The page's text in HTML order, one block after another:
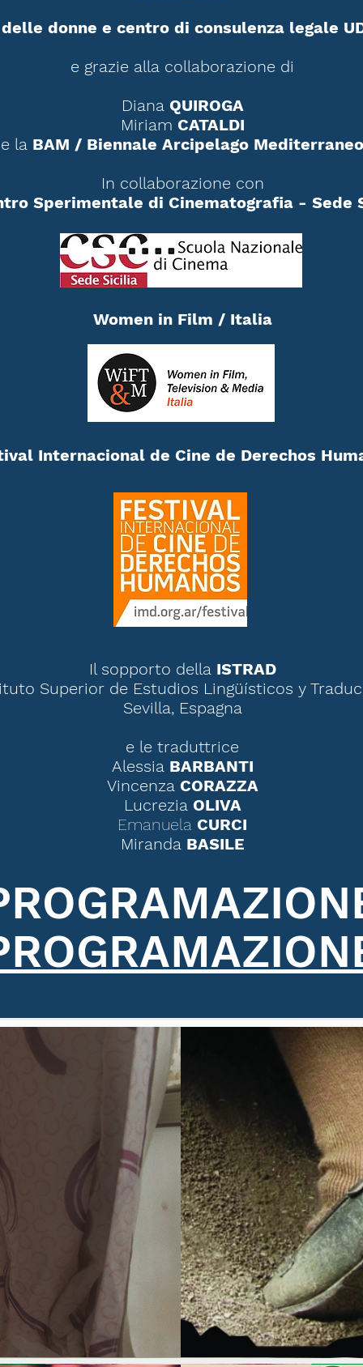
donne e centro di consulenza legale
e grazie alla collaborazione di
Diana QUIROGA
Miriam CATALDI
e la BAM / Biennale Arcipelago Mediterraneo
In collaborazione con
Sperimentale di Cinematografia - Sede
Women in Film / Italia
Internacional de Cine de Derechos
Il sopporto della ISTRAD
Superior de Estudios Lingüísticos y
Sevilla, Espagna
e le traduttrice
Alessia BARBANTI
Vincenza CORAZZA
Lucrezia OLIVA
Emanuela CURCI
MirandaBASILE